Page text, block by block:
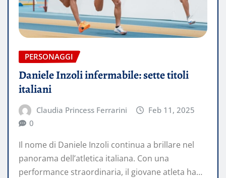
PERSONAGGI
Daniele Inzoli infermabile: sette titoli
italiani
Claudia Princess Ferrarini
Feb 11, 2025
0
Il nome di Daniele Inzoli continua a brillare nel
panorama dell’atletica italiana. Con una
performance straordinaria, il giovane atleta ha…